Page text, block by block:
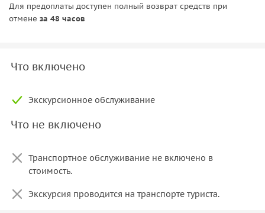
Для предоплаты доступен полный возврат средств при
отмене за 48 часов
Что включено
Экскурсионное обслуживание
Что не включено
Транспортное обслуживание не включено в
стоимость.
Экскурсия проводится на транспорте туриста.